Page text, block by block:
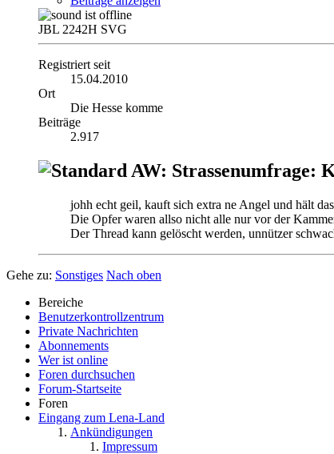
JBL 2242H SVG
Registriert seit
15.04.2010
Ort
Die Hesse komme
Beiträge
2.917
AW: Strassenumfrage:
johh echt geil, kauft sich extra ne Angel und hält
Die Opfer waren allso nicht alle nur vor der
Der Thread kann gelöscht werden, unnützer
Gehe zu: Sonstiges Nach oben
Bereiche
Benutzerkontrollzentrum
Private Nachrichten
Abonnements
Wer ist online
Foren durchsuchen
Forum-Startseite
Foren
Eingang zum Lena-Land
Ankündigungen
Impressum